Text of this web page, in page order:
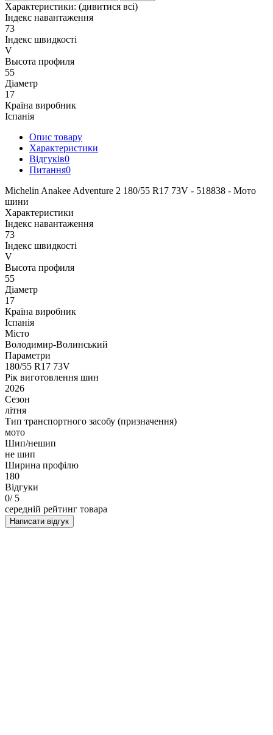
Характеристики: (дивитися всі)
Індекс навантаження
73
Індекс швидкості
V
Высота профиля
55
Діаметр
17
Країна виробник
Іспанія
Опис товару
Характеристики
Відгуків0
Питання0
Michelin Anakee Adventure 2 180/55 R17 73V - 518838 - Мото
шини
Характеристики
Індекс навантаження
73
Індекс швидкості
V
Высота профиля
55
Діаметр
17
Країна виробник
Іспанія
Місто
Володимир-Волинський
Параметри
180/55 R17 73V
Рік виготовлення шин
2026
Сезон
літня
Тип транспортного засобу (призначення)
мото
Шип/нешип
не шип
Ширина профілю
180
Відгуки
0/ 5
середній рейтинг товара
Написати відгук